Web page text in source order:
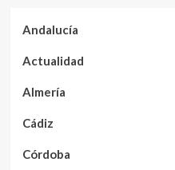
Andalucía
Actualidad
Almería
Cádiz
Córdoba